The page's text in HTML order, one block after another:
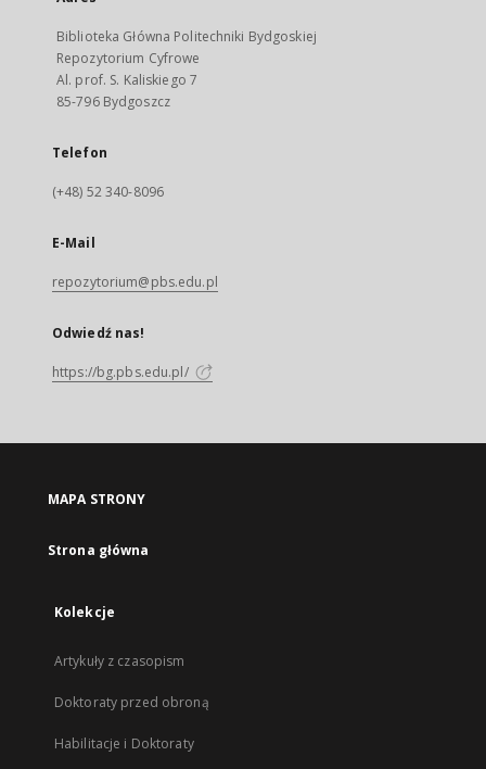
Biblioteka Główna Politechniki Bydgoskiej
Repozytorium Cyfrowe
Al. prof. S. Kaliskiego 7
85-796 Bydgoszcz
Telefon
(+48) 52 340-8096
E-Mail
repozytorium@pbs.edu.pl
Odwiedź nas!
https://bg.pbs.edu.pl/
MAPA STRONY
Strona główna
Kolekcje
Artykuły z czasopism
Doktoraty przed obroną
Habilitacje i Doktoraty